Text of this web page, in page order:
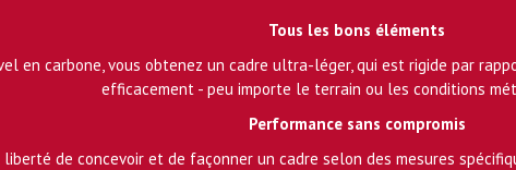
Tous les bons éléments
en carbone, vous obtenez un cadre ultra-léger, qui est rigide par
efficacement - peu importe le terrain ou les conditions
Performance sans compromis
de concevoir et de façonner un cadre selon des mesures